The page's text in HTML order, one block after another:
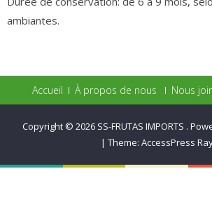
ambiantes.
Accueil À propos de nous Nous
Copyright © 2026 SS-FRUTAS IMPORTS .
| Theme: AccessPress